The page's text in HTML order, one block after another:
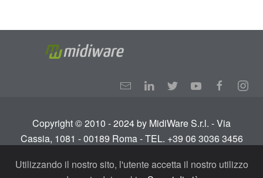
Copyright © 2010 - 2024 by MidiWare S.r.l. - Via
Cassia, 1081 - 00189 Roma - TEL. +39 06 3036 3456
Tutti i diritti riservati.Termini e condizioni-Privacy
Utilizzando il nostro sito, l'utente accetta il nostro utilizzo